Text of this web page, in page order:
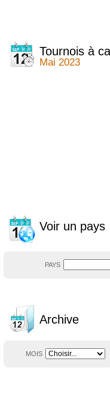
2013
2353 tournois
2012
2556 tournois
2011
2671 tournois
Tournois à
Mai 2023
Voir un pays
PAYS
Archive
MOIS